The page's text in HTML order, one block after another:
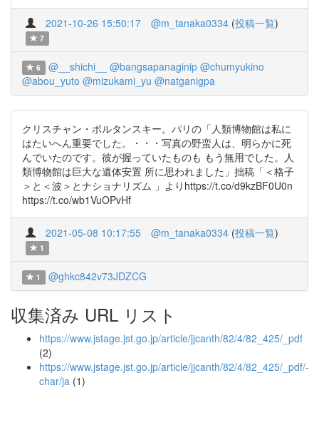
2021-10-26 15:50:17 @m_tanaka0334 (投稿一覧)
7
6 @__shichi__ @bangsapanaginip @chumyukino
@abou_yuto @mizukami_yu @natganigpa
クリスチャン・ボルタンスキー。パリの「人類博物館は私に
はたいへん重要でした。・・・写真の野蛮人は、明らかに死
んでいたのです。彼が握っていたものも もう無用でした。人
類博物館は巨大な遺体安置 所に思われました」拙稿「＜格子
＞と＜波＞とナショナリズム 」よりhttps://t.co/d9kzBF0U0n
https://t.co/wb1VuOPvHf
2021-05-08 10:17:55 @m_tanaka0334 (投稿一覧)
1
1 @ghkc842v73JDZCG
収集済み URL リスト
https://www.jstage.jst.go.jp/article/jjcanth/82/4/82_425/_pdf
(2)
https://www.jstage.jst.go.jp/article/jjcanth/82/4/82_425/_pdf/-
char/ja (1)